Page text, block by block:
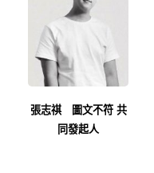
張志祺 圖文不符 共
同發起人